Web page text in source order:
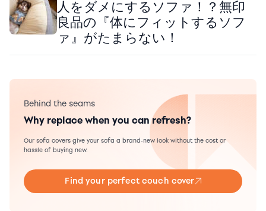
人をダメにするソファ！？無印
良品の『体にフィットするソフ
ァ』がたまらない！
Behind the seams
Why replace when you can refresh?
Our sofa covers give your sofa a brand-new look without the cost or
hassle of buying new.
Find your perfect couch cover